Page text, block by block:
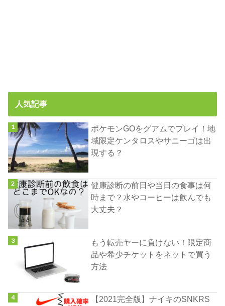
人気記事
ポケモンGOをグアムでプレイ！地
域限定ケンタロスやサニーゴは出
現する？
健康診断の前日や当日の食事は何
時まで？水やコーヒーは飲んでも
大丈夫？
もう転売ヤーに負けない！限定商
品や希少チケットをネットで買う
方法
【2021完全版】ナイキのSNKRS